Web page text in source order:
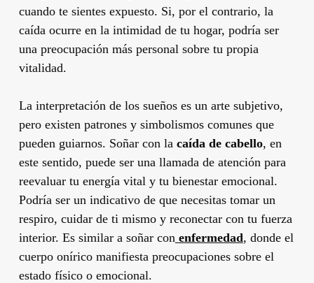
cuando te sientes expuesto. Si, por el contrario, la
caída ocurre en la intimidad de tu hogar, podría ser
una preocupación más personal sobre tu propia
vitalidad.
La interpretación de los sueños es un arte subjetivo,
pero existen patrones y simbolismos comunes que
pueden guiarnos. Soñar con la caída de cabello, en
este sentido, puede ser una llamada de atención para
reevaluar tu energía vital y tu bienestar emocional.
Podría ser un indicativo de que necesitas tomar un
respiro, cuidar de ti mismo y reconectar con tu fuerza
interior. Es similar a soñar con enfermedad, donde el
cuerpo onírico manifiesta preocupaciones sobre el
estado físico o emocional.